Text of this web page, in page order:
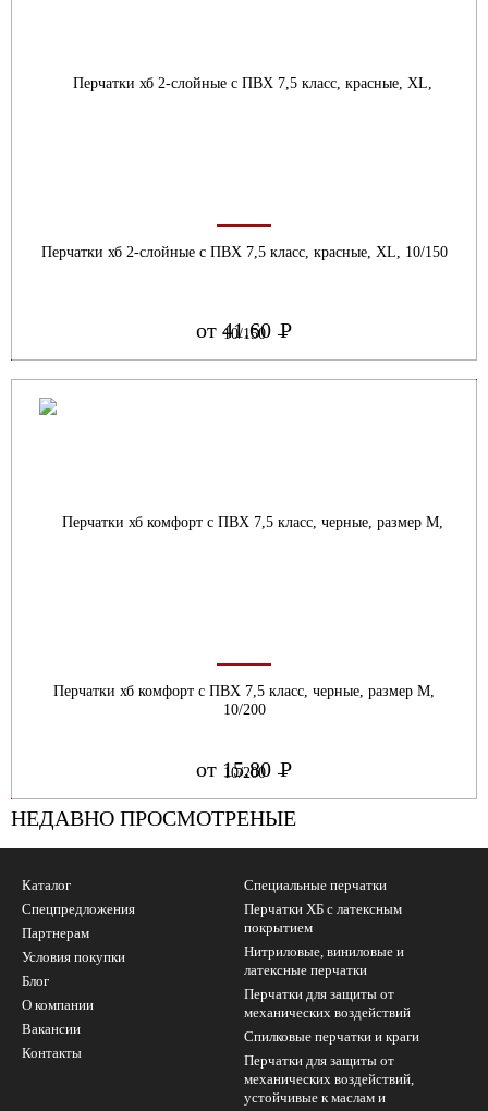
Перчатки хб 2-слойные с ПВХ 7,5 класс, красные, ХL, 10/150
от 41.60 Р
УБ.
Перчатки хб комфорт с ПВХ 7,5 класс, черные, размер М,
10/200
от 15.80 Р
УБ.
НЕДАВНО ПРОСМОТРЕНЫЕ
Каталог
Спецпредложения
Партнерам
Условия покупки
Блог
О компании
Вакансии
Контакты
Специальные перчатки
Перчатки ХБ с латексным
покрытием
Нитриловые, виниловые и
латексные перчатки
Перчатки для защиты от
механических воздействий
Cпилковые перчатки и краги
Перчатки для защиты от
механических воздействий,
устойчивые к маслам и